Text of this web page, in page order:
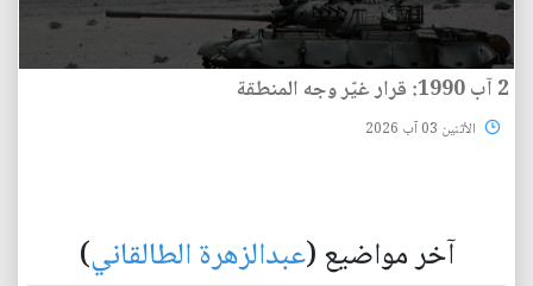
2 آب 1990: قرار غيّر وجه المنطقة
الأثنين 03 آب 2026
آخر مواضيع (عبدالزهرة الطالقاني)